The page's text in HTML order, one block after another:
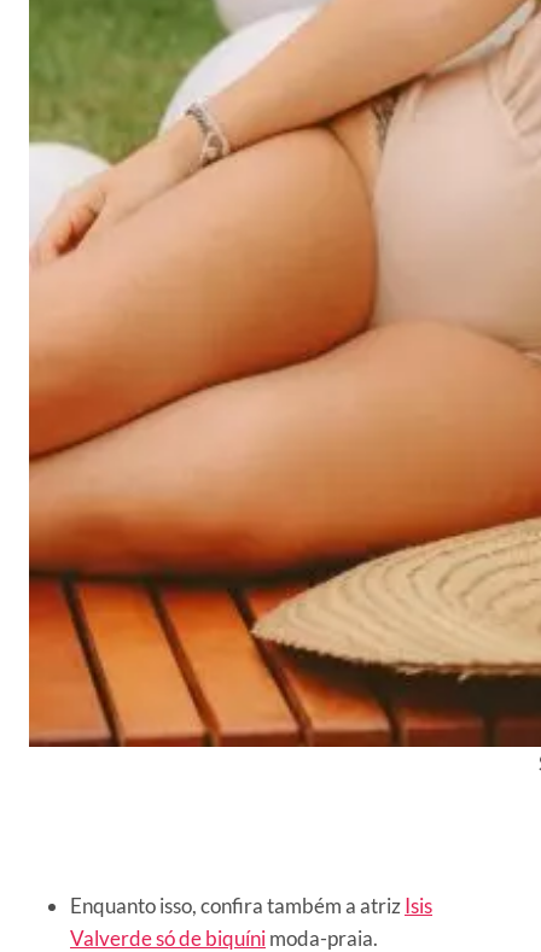
Enquanto isso, confira também a atrizIsis
Valverde só de biquínimoda-praia.